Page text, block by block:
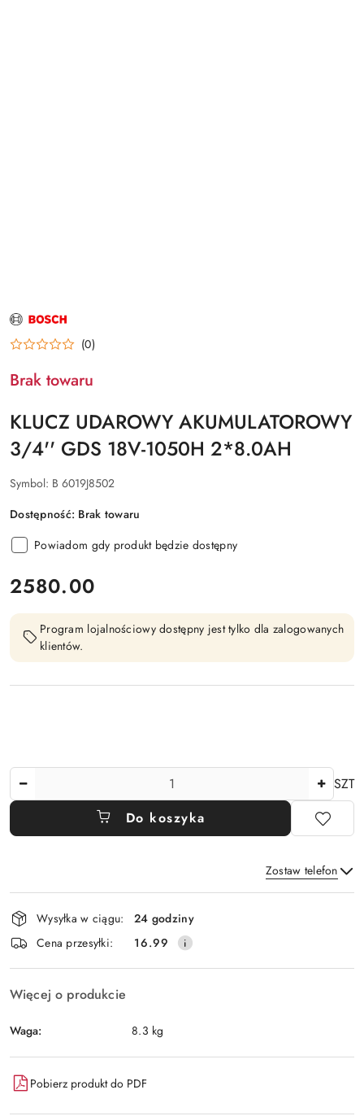
NAZWA
PRODUCENTA:
BOSCH (0)
Brak towaru
KLUCZ UDAROWY AKUMULATOROWY
3/4'' GDS 18V-1050H 2*8.0AH
Symbol: B 6019J8502
Dostępność: Brak towaru
Powiadom gdy produkt będzie dostępny
cena:
2580.00
Program lojalnościowy dostępny jest tylko dla zalogowanych
klientów.
SZT
Do koszyka
Zostaw telefon
Wyślij
Dostępność
i
dostawa
Wysyłka w ciągu:
24 godziny
Cena przesyłki:
16.99
Więcej o produkcie
Waga: 8.3 kg
Pobierz produkt do PDF